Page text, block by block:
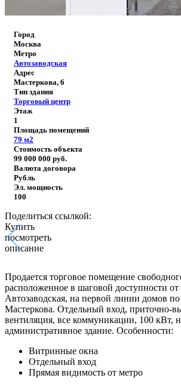
Город
Москва
Метро
Автозаводская
Адрес
Мастеркова, 6
Тип здания
Торговый центр
Этаж
1
Площадь помещений
79 м2
Стоимость объекта
99 000 000 руб.
Валюта договора
Рубль
Эл. мощность
100
Поделиться ссылкой:
Купить
посмотреть
описание
Продается торговое помещение
расположенное в шаговой доступности от
Автозаводская, на первой линии домов
Мастеркова. Отдельный вход, приточно-
вентиляция, все коммуникации, 100 кВт,
административное здание. Особенности:
Витринные окна
Отдельный вход
Прямая видимость от метро